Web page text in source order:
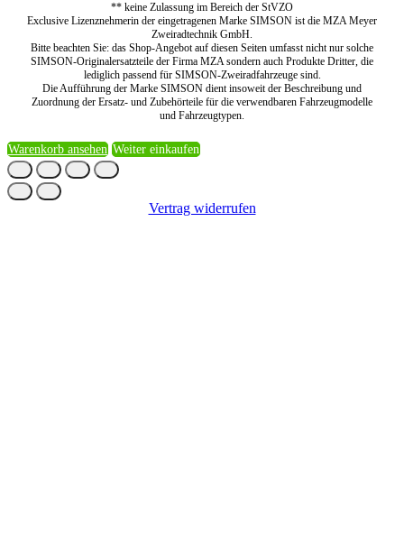
** keine Zulassung im Bereich der StVZO
Exclusive Lizenznehmerin der eingetragenen Marke SIMSON ist die MZA Meyer
Zweiradtechnik GmbH.
Bitte beachten Sie: das Shop-Angebot auf diesen Seiten umfasst nicht nur solche
SIMSON-Originalersatzteile der Firma MZA sondern auch Produkte Dritter, die
lediglich passend für SIMSON-Zweiradfahrzeuge sind.
Die Aufführung der Marke SIMSON dient insoweit der Beschreibung und
Zuordnung der Ersatz- und Zubehörteile für die verwendbaren Fahrzeugmodelle
und Fahrzeugtypen.
Warenkorb ansehen Weiter einkaufen
Vertrag widerrufen